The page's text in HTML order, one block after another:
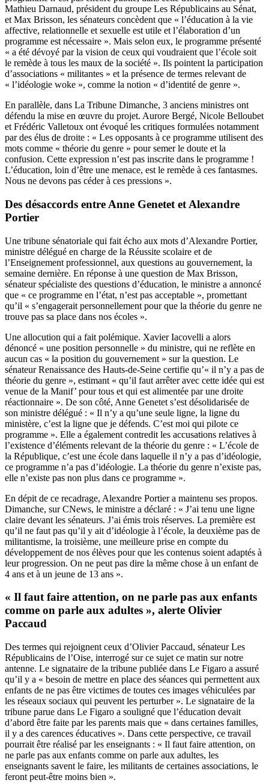
Mathieu Darnaud, président du groupe Les Républicains au Sénat,
et Max Brisson, les sénateurs concèdent que « l’éducation à la vie
affective, relationnelle et sexuelle est utile et l’élaboration d’un
programme est nécessaire ». Mais selon eux, le programme présenté
« a été dévoyé par la vision de ceux qui voudraient que l’école soit
le remède à tous les maux de la société ». Ils pointent la participation
d’associations « militantes » et la présence de termes relevant de
« l’idéologie woke », comme la notion « d’identité de genre ».
En parallèle, dans La Tribune Dimanche, 3 anciens ministres ont
défendu la mise en œuvre du projet. Aurore Bergé, Nicole Belloubet
et Frédéric Valletoux ont évoqué les critiques formulées notamment
par des élus de droite : « Les opposants à ce programme utilisent des
mots comme « théorie du genre » pour semer le doute et la
confusion. Cette expression n’est pas inscrite dans le programme !
L’éducation, loin d’être une menace, est le remède à ces fantasmes.
Nous ne devons pas céder à ces pressions ».
Des désaccords entre Anne Genetet et Alexandre
Portier
Une tribune sénatoriale qui fait écho aux mots d’Alexandre Portier,
ministre délégué en charge de la Réussite scolaire et de
l’Enseignement professionnel, aux questions au gouvernement, la
semaine dernière. En réponse à une question de Max Brisson,
sénateur spécialiste des questions d’éducation, le ministre a annoncé
que « ce programme en l’état, n’est pas acceptable », promettant
qu’il « s’engagerait personnellement pour que la théorie du genre ne
trouve pas sa place dans nos écoles ».
Une allocution qui a fait polémique. Xavier Iacovelli a alors
dénoncé « une position personnelle » du ministre, qui ne reflète en
aucun cas « la position du gouvernement » sur la question. Le
sénateur Renaissance des Hauts-de-Seine certifie qu’« il n’y a pas de
théorie du genre », estimant « qu’il faut arrêter avec cette idée qui est
venue de la Manif’ pour tous et qui est alimentée par une droite
réactionnaire ». De son côté, Anne Genetet s’est désolidarisée de
son ministre délégué : « Il n’y a qu’une seule ligne, la ligne du
ministère, c’est la ligne que je défends. C’est moi qui pilote ce
programme ». Elle a également contredit les accusations relatives à
l’existence d’éléments relevant de la théorie du genre : « L’école de
la République, c’est une école dans laquelle il n’y a pas d’idéologie,
ce programme n’a pas d’idéologie. La théorie du genre n’existe pas,
elle n’existe pas non plus dans ce programme ».
En dépit de ce recadrage, Alexandre Portier a maintenu ses propos.
Dimanche, sur CNews, le ministre a déclaré : « J’ai tenu une ligne
claire devant les sénateurs. J’ai émis trois réserves. La première est
qu’il ne faut pas qu’il y ait d’idéologie à l’école, la deuxième pas de
militantisme, la troisième, une meilleure prise en compte du
développement de nos élèves pour que les contenus soient adaptés à
leur progression. On ne peut pas dire la même chose à un enfant de
4 ans et à un jeune de 13 ans ».
« Il faut faire attention, on ne parle pas aux enfants
comme on parle aux adultes », alerte Olivier
Paccaud
Des termes qui rejoignent ceux d’Olivier Paccaud, sénateur Les
Républicains de l’Oise, interrogé sur ce sujet ce matin sur notre
antenne. Le signataire de la tribune publiée dans Le Figaro a assuré
qu’il y a « besoin de mettre en place des séances qui permettent aux
enfants de ne pas être victimes de toutes ces images véhiculées par
les réseaux sociaux qui peuvent les perturber ». Le signataire de la
tribune parue dans Le Figaro a souligné que l’éducation devait
d’abord être faite par les parents mais que « dans certaines familles,
il y a des carences éducatives ». Dans cette perspective, ce travail
pourrait être réalisé par les enseignants : « Il faut faire attention, on
ne parle pas aux enfants comme on parle aux adultes, les
enseignants savent le faire, les militants de certaines associations, le
feront peut-être moins bien ».